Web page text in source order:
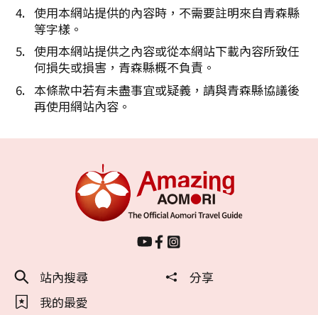
使用本網站提供的內容時，不需要註明來自青森縣
等字樣。
使用本網站提供之內容或從本網站下載內容所致任
何損失或損害，青森縣概不負責。
本條款中若有未盡事宜或疑義，請與青森縣協議後
再使用網站內容。
站內搜尋
分享
我的最愛